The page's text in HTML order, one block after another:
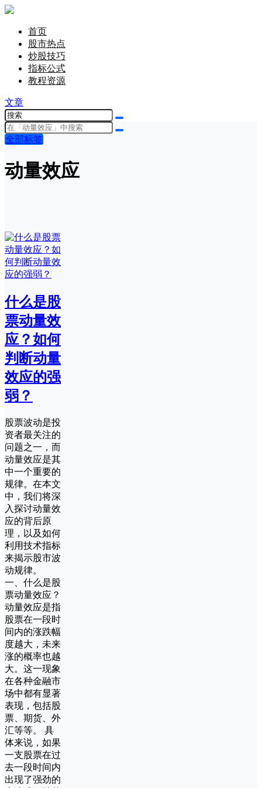
首页
股市热点
炒股技巧
指标公式
教程资源
文章
全部标签
动量效应
什么是股
票动量效
应？如何
判断动量
效应的强
弱？
股票波动是投
资者最关注的
问题之一，而
动量效应是其
中一个重要的
规律。在本文
中，我们将深
入探讨动量效
应的背后原
理，以及如何
利用技术指标
来揭示股市波
动规律。
一、什么是股
票动量效应？
动量效应是指
股票在一段时
间内的涨跌幅
度越大，未来
涨的概率也越
大。这一现象
在各种金融市
场中都有显著
表现，包括股
票、期货、外
汇等等。 具
体来说，如果
一支股票在过
去一段时间内
出现了强劲的